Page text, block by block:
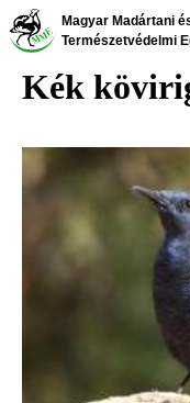
Ugrás
tartalomra
Magyar Madártani
Természetvédelmi
Kék